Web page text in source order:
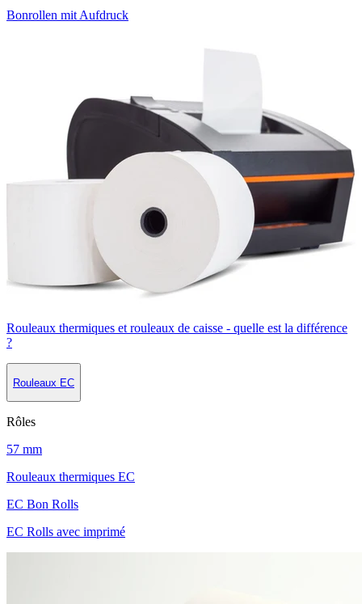
Bonrollen mit Aufdruck
Rouleaux thermiques et rouleaux de caisse - quelle est la différence
?
Rouleaux EC
Rôles
57 mm
Rouleaux thermiques EC
EC Bon Rolls
EC Rolls avec imprimé